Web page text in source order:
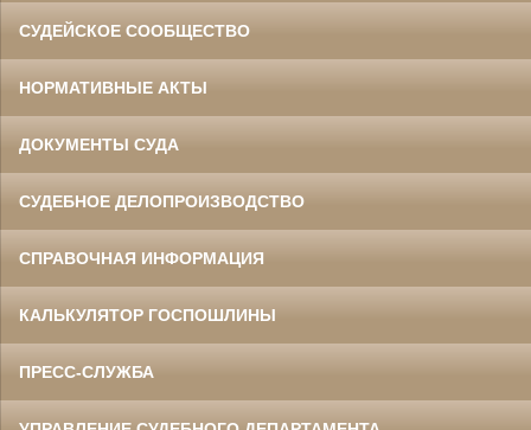
СУДЕЙСКОЕ СООБЩЕСТВО
НОРМАТИВНЫЕ АКТЫ
ДОКУМЕНТЫ СУДА
СУДЕБНОЕ ДЕЛОПРОИЗВОДСТВО
СПРАВОЧНАЯ ИНФОРМАЦИЯ
КАЛЬКУЛЯТОР ГОСПОШЛИНЫ
ПРЕСС-СЛУЖБА